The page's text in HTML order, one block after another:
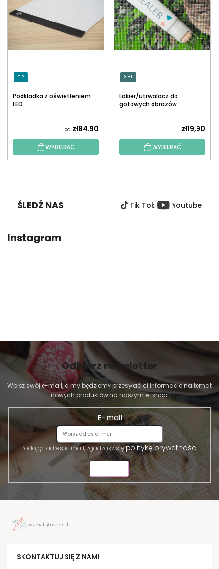
TIP
Podkładka z oświetleniem
LED
od zł84,90
WYBIERAĆ
3 + 1
Lakier/utrwalacz do
gotowych obrazów
zł19,90
WYBIERAĆ
ŚLEDŹ NAS Tik Tok Youtube
Instagram
Odbierz newsletter
Wpisz swój e-mail, a my będziemy przesyłać ci informacje na temat
nowych produktów na naszym e-shop.
E-mail
Podając adres e-mail, zgadzasz siępolitykę prywatności.
SKONTAKTUJ SIĘ Z NAMI